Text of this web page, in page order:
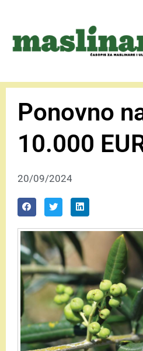
Ponovno
10.000
20/09/2024